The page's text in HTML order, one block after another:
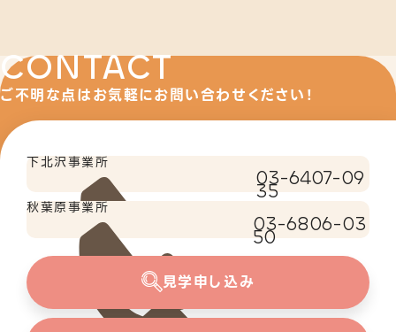
CONTACT
ご不明な点はお気軽にお問い合わせください！
下北沢事業所
03-6407-09
35
秋葉原事業所
03-6806-03
50
見学申し込み